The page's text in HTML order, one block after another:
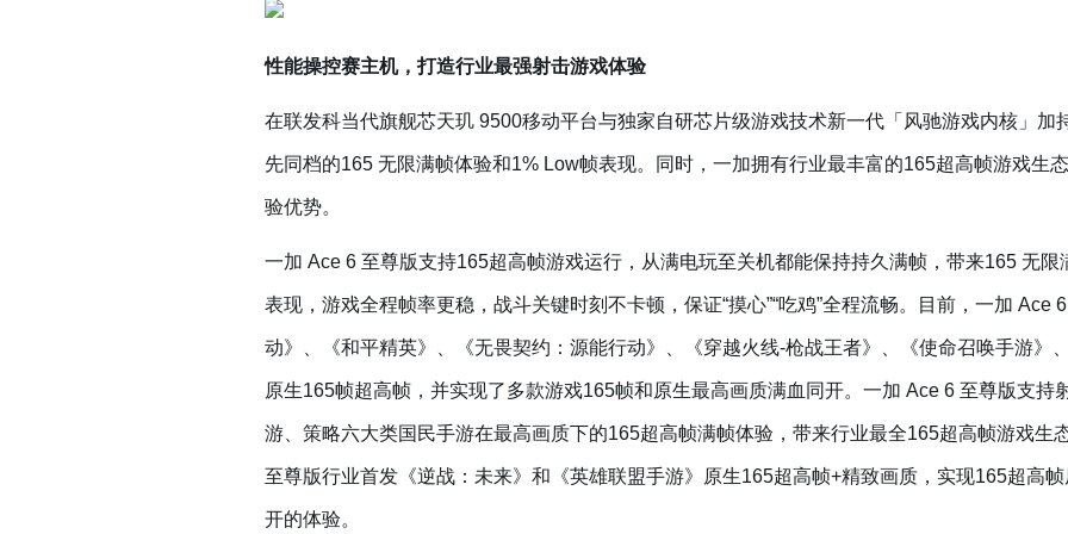
性能操控赛主机，打造行业最强射击游戏体验
在联发科当代旗舰芯天玑 9500移动平台与独家自研芯片级游戏技术新一代「风驰游戏内核」加
先同档的165 无限满帧体验和1% Low帧表现。同时，一加拥有行业最丰富的165超高帧游戏生
验优势。
一加 Ace 6 至尊版支持165超高帧游戏运行，从满电玩至关机都能保持持久满帧，带来165 无
表现，游戏全程帧率更稳，战斗关键时刻不卡顿，保证“摸心”“吃鸡”全程流畅。目前，一加 Ace
动》、《和平精英》、《无畏契约：源能行动》、《穿越火线-枪战王者》、《使命召唤手游》
原生165帧超高帧，并实现了多款游戏165帧和原生最高画质满血同开。一加 Ace 6 至尊版支持
游、策略六大类国民手游在最高画质下的165超高帧满帧体验，带来行业最全165超高帧游戏生
至尊版行业首发《逆战：未来》和《英雄联盟手游》原生165超高帧+精致画质，实现165超高
开的体验。